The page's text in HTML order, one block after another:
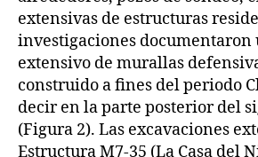
extensivas de estructuras
investigaciones documentaron
extensivo de murallas
construido a fines del periodo
decir en la parte posterior del
(Figura 2). Las excavaciones
Estructura M7-35 (La Casa del